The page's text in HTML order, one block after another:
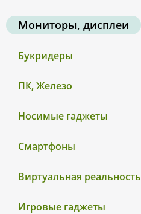
Мониторы, дисплеи
Букридеры
ПК, Железо
Носимые гаджеты
Смартфоны
Виртуальная реальность
Игровые гаджеты